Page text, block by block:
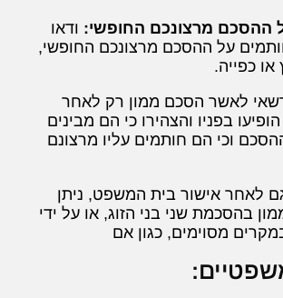
ההסכם מרצונכם החופשי: ודאו
על ההסכם מרצונכם החופשי,
כפייה.
לאשר הסכם ממון רק לאחר
בפניו והצהירו כי הם מבינים
וכי הם חותמים עליו מרצונם
לאחר אישור בית המשפט, ניתן
בהסכמת שני בני הזוג, או על ידי
מסוימים, כגון אם